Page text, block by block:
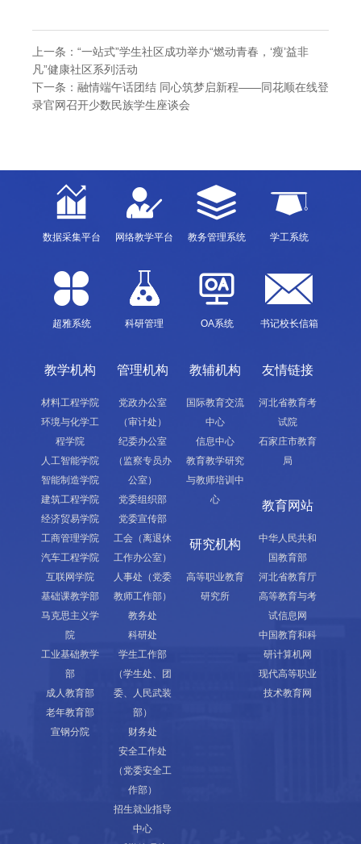
上一条： “一站式”学生社区成功举办“燃动青春，‘瘦’益非
凡”健康社区系列活动
下一条： 融情端午话团结 同心筑梦启新程——同花顺在线登
录官网召开少数民族学生座谈会
数据采集平台 网络教学平台 教务管理系统 学工系统
超雅系统 科研管理 OA系统 书记校长信箱
教学机构
材料工程学院
环境与化学工
程学院
人工智能学院
智能制造学院
建筑工程学院
经济贸易学院
工商管理学院
汽车工程学院
互联网学院
基础课教学部
马克思主义学
院
工业基础教学
部
成人教育部
老年教育部
宣钢分院
管理机构
党政办公室
（审计处）
纪委办公室
（监察专员办
公室）
党委组织部
党委宣传部
工会（离退休
工作办公室）
人事处（党委
教师工作部）
教务处
科研处
学生工作部
（学生处、团
委、人民武装
部）
财务处
安全工作处
（党委安全工
作部）
招生就业指导
中心
教辅机构
国际教育交流
中心
信息中心
教育教学研究
与教师培训中
心
研究机构
高等职业教育
研究所
友情链接
河北省教育考
试院
石家庄市教育
局
教育网站
中华人民共和
国教育部
河北省教育厅
高等教育与考
试信息网
中国教育和科
研计算机网
现代高等职业
技术教育网